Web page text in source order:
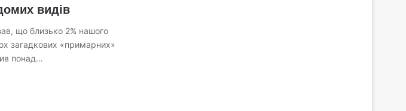
видів
що близько 2% нашого
загадкових «примарних»
понад…